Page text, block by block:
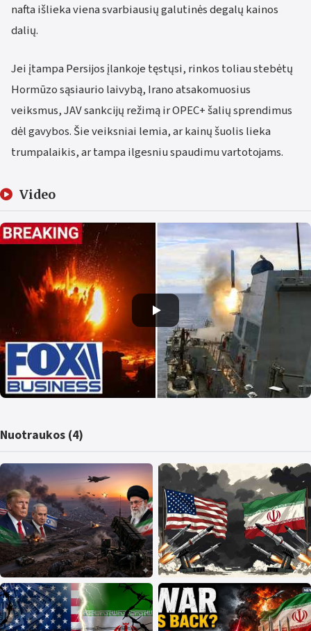
nafta išlieka viena svarbiausių galutinės degalų kainos
dalių.
Jei įtampa Persijos įlankoje tęstųsi, rinkos toliau stebėtų
Hormūzo sąsiaurio laivybą, Irano atsakomuosius
veiksmus, JAV sankcijų režimą ir OPEC+ šalių sprendimus
dėl gavybos. Šie veiksniai lemia, ar kainų šuolis lieka
trumpalaikis, ar tampa ilgesniu spaudimu vartotojams.
Video
Nuotraukos (4)